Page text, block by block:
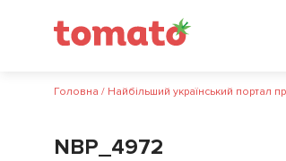
Головна / Найбільший український портал
NBP_4972